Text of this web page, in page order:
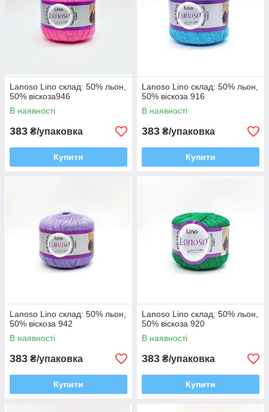
Lanoso Lino склад: 50% льон,
50% віскоза946
В наявності
383 ₴/упаковка
Купити
Lanoso Lino склад: 50% льон,
50% віскоза 916
В наявності
383 ₴/упаковка
Купити
Lanoso Lino склад: 50% льон,
50% віскоза 942
В наявності
383 ₴/упаковка
Купити
Lanoso Lino склад: 50% льон,
50% віскоза 920
В наявності
383 ₴/упаковка
Купити